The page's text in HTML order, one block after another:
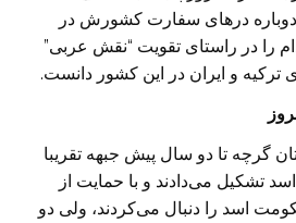
درهای سفارت کشورش در
را در راستای تقویت “نقش عربی”
ترکیه و ایران در این کشور دانست.
گرچه تا دو سال پیش جبهه تقریبا
تشکیل می‌دادند و با حمایت از
اسد را دنبال می‌کردند، ولی دو